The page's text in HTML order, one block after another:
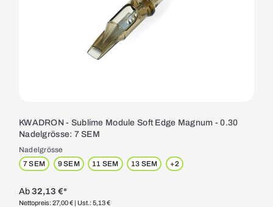
KWADRON - Sublime Module Soft Edge Magnum - 0.30
Nadelgrösse: 7 SEM
Nadelgrösse
7 SEM
9 SEM 11 SEM 13 SEM +2
Ab32,13 €*
Nettopreis: 27,00 € | Ust.: 5,13 €